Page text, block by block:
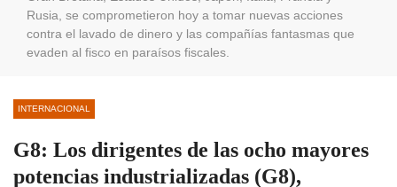
Rusia, se comprometieron hoy a tomar nuevas acciones
contra el lavado de dinero y las compañías fantasmas que
evaden al fisco en paraísos fiscales.
INTERNACIONAL
G8: Los dirigentes de las ocho mayores
potencias industrializadas (G8),